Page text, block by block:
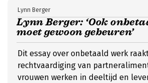
Lynn Berger: ‘Ook
moet gewoon gebeuren’
Lynn Berger
Dit essay over onbetaald werk
rechtvaardiging van
vrouwen werken in deeltijd en